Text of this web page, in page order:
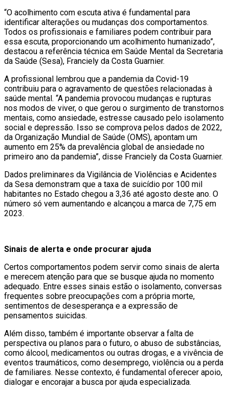
“O acolhimento com escuta ativa é fundamental para
identificar alterações ou mudanças dos comportamentos.
Todos os profissionais e familiares podem contribuir para
essa escuta, proporcionando um acolhimento humanizado”,
destacou a referência técnica em Saúde Mental da Secretaria
da Saúde (Sesa), Franciely da Costa Guarnier.
A profissional lembrou que a pandemia da Covid-19
contribuiu para o agravamento de questões relacionadas à
saúde mental. “A pandemia provocou mudanças e rupturas
nos modos de viver, o que gerou o surgimento de transtornos
mentais, como ansiedade, estresse causado pelo isolamento
social e depressão. Isso se comprova pelos dados de 2022,
da Organização Mundial de Saúde (OMS), apontam um
aumento em 25% da prevalência global de ansiedade no
primeiro ano da pandemia”, disse Franciely da Costa Guarnier.
Dados preliminares da Vigilância de Violências e Acidentes
da Sesa demonstram que a taxa de suicídio por 100 mil
habitantes no Estado chegou a 3,36 até agosto deste ano. O
número só vem aumentando e alcançou a marca de 7,75 em
2023.
Sinais de alerta e onde procurar ajuda
Certos comportamentos podem servir como sinais de alerta
e merecem atenção para que se busque ajuda no momento
adequado. Entre esses sinais estão o isolamento, conversas
frequentes sobre preocupações com a própria morte,
sentimentos de desesperança e a expressão de
pensamentos suicidas.
Além disso, também é importante observar a falta de
perspectiva ou planos para o futuro, o abuso de substâncias,
como álcool, medicamentos ou outras drogas, e a vivência de
eventos traumáticos, como desemprego, violência ou a perda
de familiares. Nesse contexto, é fundamental oferecer apoio,
dialogar e encorajar a busca por ajuda especializada.